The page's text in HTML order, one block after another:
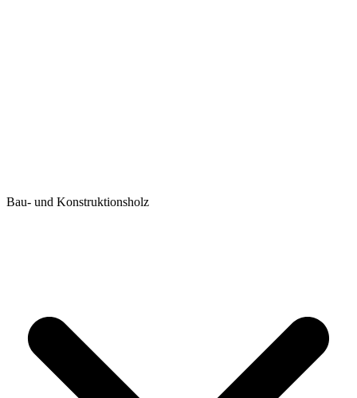
Bau- und Konstruktionsholz